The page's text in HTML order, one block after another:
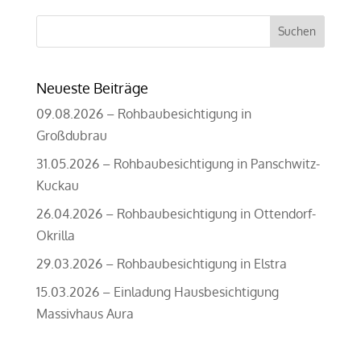
Suchen
Neueste Beiträge
09.08.2026 – Rohbaubesichtigung in
Großdubrau
31.05.2026 – Rohbaubesichtigung in Panschwitz-
Kuckau
26.04.2026 – Rohbaubesichtigung in Ottendorf-
Okrilla
29.03.2026 – Rohbaubesichtigung in Elstra
15.03.2026 – Einladung Hausbesichtigung
Massivhaus Aura